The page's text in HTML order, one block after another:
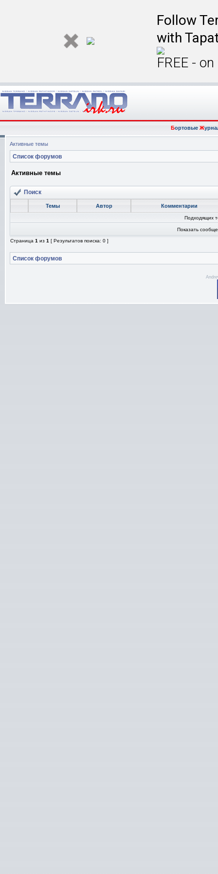
Follow
with
FREE -
БортовыеЖ
Активные темы
Список форумов
Активные темы
Поиск
Темы Автор Комментарии
Подходящих
Показать
Страница 1 из 1 [ Результатов поиска: 0 ]
Список форумов